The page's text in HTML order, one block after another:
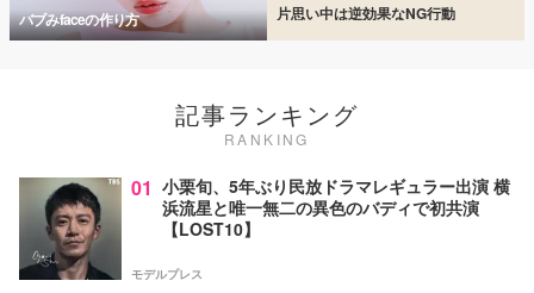
バブみfaceの作り方 片思い中は逆効果なNG行動
記事ランキング
RANKING
01 小栗旬、5年ぶり民放ドラマレギュラー出演 横
浜流星と唯一無二の異色のバディで初共演
【LOST10】
モデルプレス